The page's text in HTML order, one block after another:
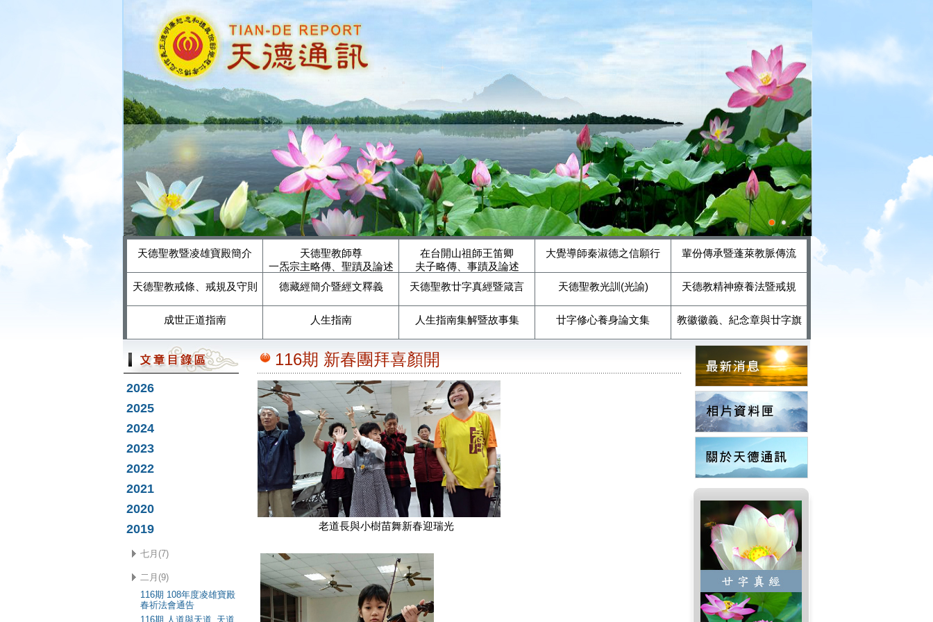
天德聖教暨凌雄寶殿簡介
天德聖教師尊
一炁宗主略傳、聖蹟及論述
在台開山祖師王笛卿
夫子略傳、事蹟及論述
大覺導師秦淑德之信願行 輩份傳承暨蓬萊教脈傳流
天德聖教戒條、戒規及守則 德藏經簡介暨經文釋義 天德聖教廿字真經暨箴言 天德聖教光訓(光諭) 天德教精神療養法暨戒規
成世正道指南 人生指南 人生指南集解暨故事集 廿字修心養身論文集 教徽徽義、紀念章與廿字旗
2026
2025
2024
2023
2022
2021
2020
2019
七月(7)
二月(9)
116期 108年度凌雄寶殿
春祈法會通告
116期 人道與天道_天道
116期 新春團拜喜顏開
老道長與小樹苗舞新春迎瑞光